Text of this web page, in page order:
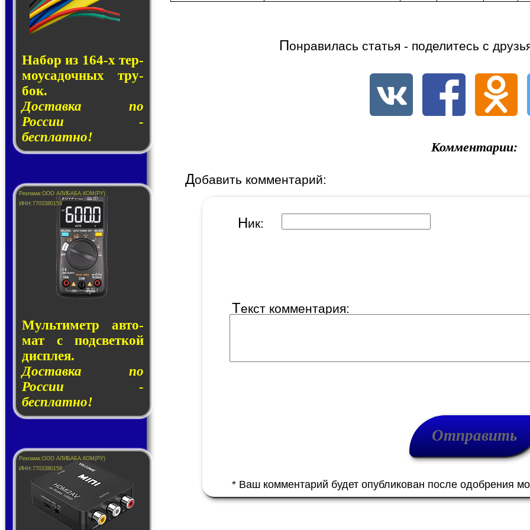
Набор из 164-х тер­
мо­у­са­доч­ных тру­
бок.
Доставка по
России -
бесплатно!
Муль­ти­метр ав­то­
мат с под­свет­кой
дис­плея.
Доставка по
России -
бесплатно!
Понравилась статья - поделитесь с
Комментарии:
Добавить комментарий:
Ник:
Текст комментария:
* Ваш комментарий будет опубликован после одобрения